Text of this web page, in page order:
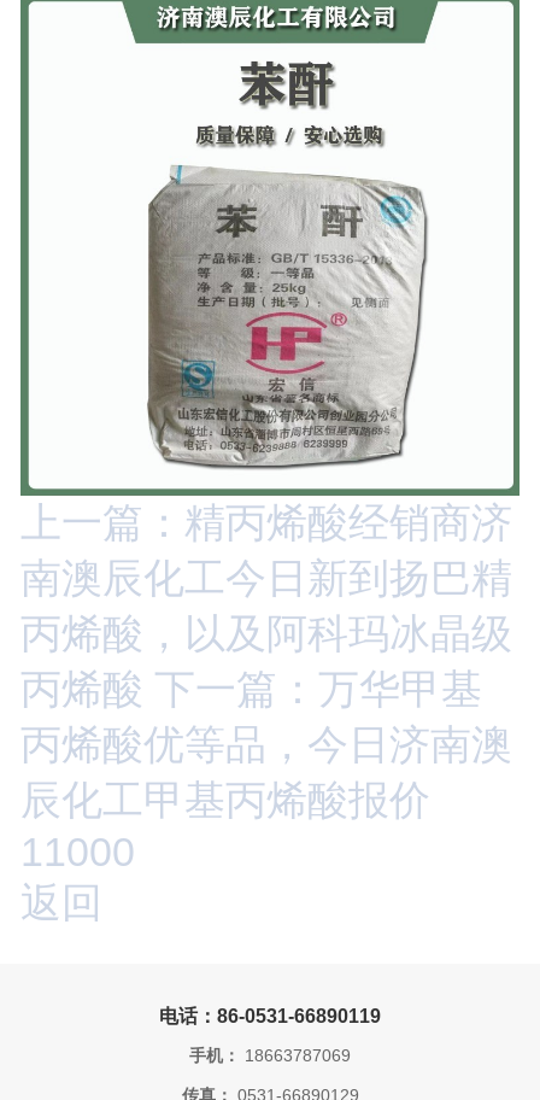
上一篇：精丙烯酸经销商济
南澳辰化工今日新到扬巴精
丙烯酸，以及阿科玛冰晶级
丙烯酸 下一篇：万华甲基
丙烯酸优等品，今日济南澳
辰化工甲基丙烯酸报价
11000
返回
电话：86-0531-66890119
手机： 18663787069
传真： 0531-66890129